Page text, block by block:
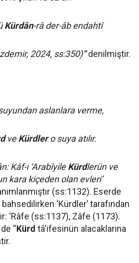
Kürdân-râ der-âb endahtî
2024, ss:350)”denilmiştir.
suyundan aslanlara verme,
veKürdlero suya atılır.
Kâf-ı ‘ArabîyileKürdlerün ve
kara kiçeden olan evleri’
(ss:1132). Eserde
‘Kürdler’ tarafından
‘Râfe (ss:1137), Zâfe (1173).
“Kürd tâ‘ifesinün alacaklarına